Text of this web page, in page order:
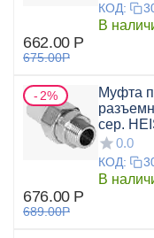
КОД:
В
662.00 Р
675.00Р
2%
Муфта
сер.
0.0
КОД:
В
676.00 Р
689.00Р